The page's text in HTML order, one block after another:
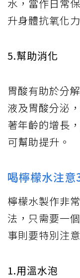
水，當作日常
升身體抗氧化力
5.幫助消化
胃酸有助於分
液及胃酸分泌
著年齡的增長
可幫助提升。
喝檸檬水注意
檸檬水製作非
法，只需要一
事則要特別注意
1.用溫水泡